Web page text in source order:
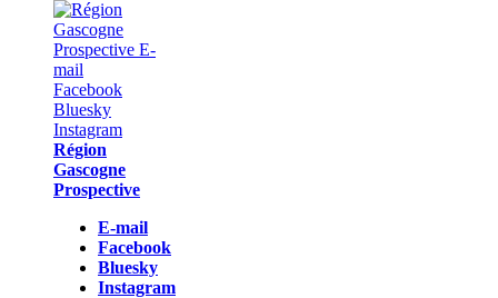
Région
Gascogne
Prospective
E-mail
Facebook
Bluesky
Instagram